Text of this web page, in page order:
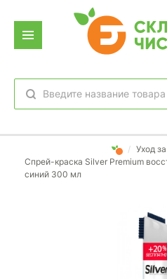
избранное
/ Уход
Спрей-краска Silver Premium
синий 300 мл